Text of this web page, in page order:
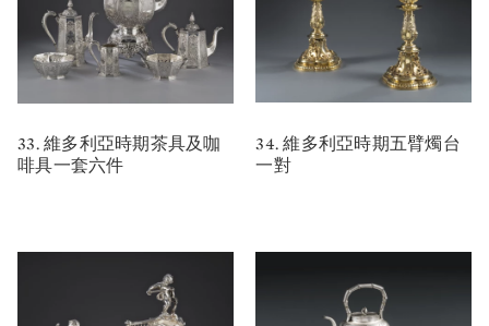
33. 維多利亞時期茶具及咖
啡具一套六件
34. 維多利亞時期五臂燭台
一對